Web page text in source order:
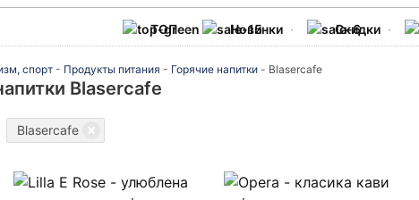
ТОП Новинки Скидки
спорт - Продукты питания - Горячие напитки - Blasercafe
Blasercafe
Blasercafe